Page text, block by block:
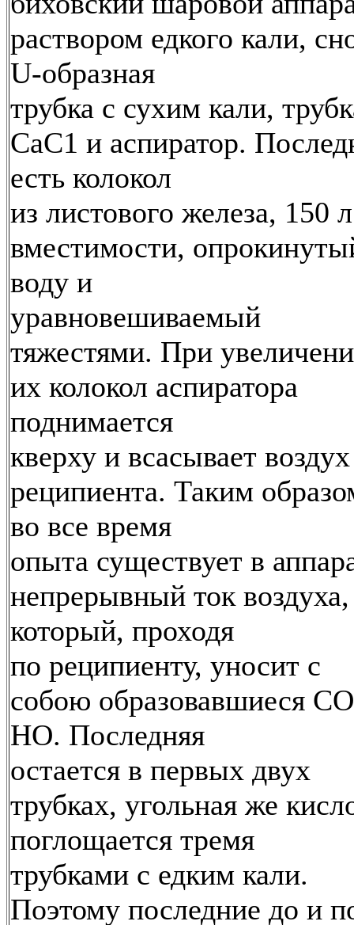
раствором едкого кали,
U-образная
трубка с сухим кали,
СаС1 и аспиратор.
есть колокол
из листового железа, 150 л
вместимости,
воду и
уравновешиваемый
тяжестями. При
их колокол аспиратора
поднимается
кверху и всасывает
реципиента. Таким
во все время
опыта существует в
непрерывный ток воздуха,
который, проходя
по реципиенту, уносит с
собою образовавшиеся
НО. Последняя
остается в первых двух
трубках, угольная же
поглощается тремя
трубками с едким кали.
Поэтому последние до и